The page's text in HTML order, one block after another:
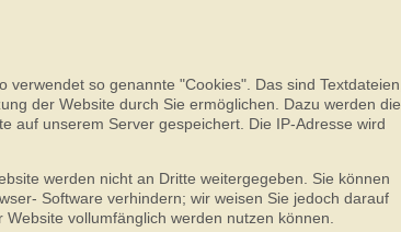
so genannte "Cookies". Das sind Textdateien,
der Website durch Sie ermöglichen. Dazu werden die
auf unserem Server gespeichert. Die IP-Adresse wird
werden nicht an Dritte weitergegeben. Sie können
Software verhindern; wir weisen Sie jedoch darauf
vollumfänglich werden nutzen können.